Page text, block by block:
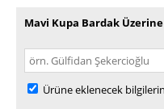
Mavi Kupa Bardak
Ürüne eklenecek